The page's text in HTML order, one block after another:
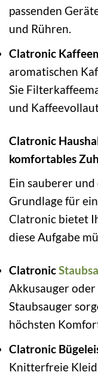
passenden
und Rühren.
Clatronic
aromatischen
Sie
und
Clatronic
komfortables
Ein sauberer
Grundlage für
Clatronic bietet
diese Aufgabe
Clatronic
Akkusauger
Staubsauger
höchsten
Clatronic
Knitterfreie